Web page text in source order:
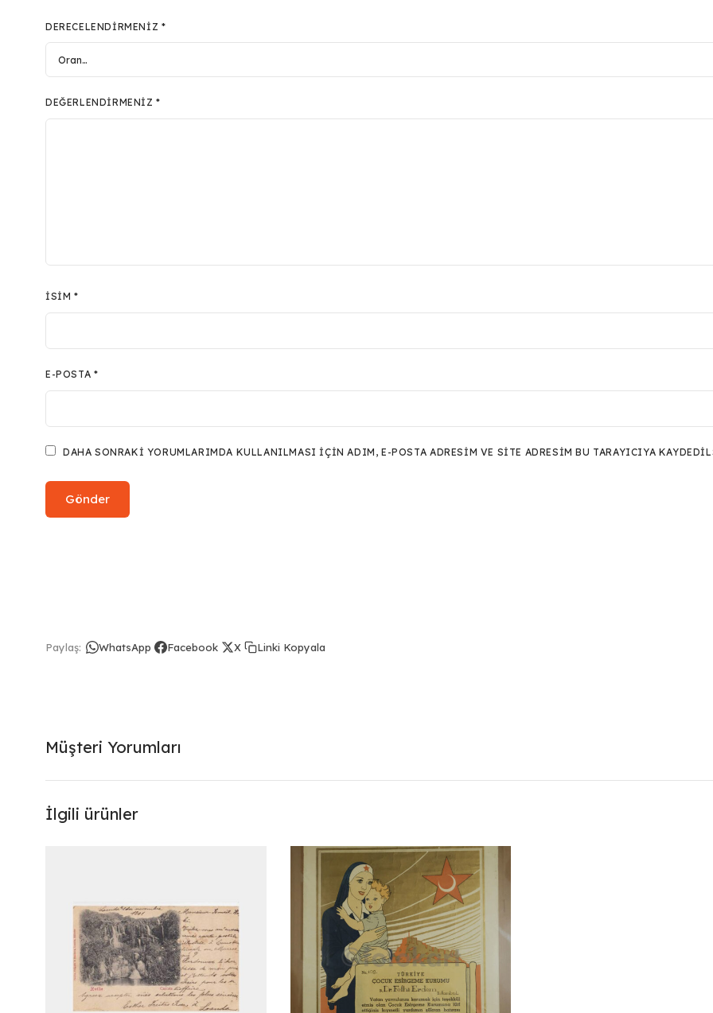
DERECELENDIRMENIZ *
DEĞERLENDIRMENIZ*
İSIM*
E-POSTA *
DAHA SONRAKI YORUMLARIMDA KULLANILMASI IÇIN ADIM, E-POSTA ADRESIM VE SITE ADRESIM BU TARAYICIYA
Paylaş: WhatsApp Facebook X Linki Kopyala
Müşteri Yorumları
İlgili ürünler